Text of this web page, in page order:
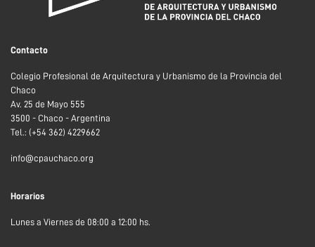
Contacto
Colegio Profesional de Arquitectura y Urbanismo de la Provincia del
Chaco
Av. 25 de Mayo 555
3500 - Chaco - Argentina
Tel.: (+54 362) 4229662
info@cpauchaco.org
Horarios
Lunes a Viernes de 08:00 a 12:00 hs.